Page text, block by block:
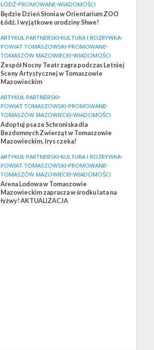
ŁÓDŹ•PROMOWANE•WIADOMOŚCI
Będzie Dzień Słonia w Orientarium ZOO
Łódź. I wyjątkowe urodziny Shwe!
ARTYKUŁ PARTNERSKI•KULTURA I ROZRYWKA•
POWIAT TOMASZOWSKI•PROMOWANE•
TOMASZÓW MAZOWIECKI•WIADOMOŚCI
Zespół Nocny Teatr zagra podczas Letniej
Sceny Artystycznej w Tomaszowie
Mazowieckim
ARTYKUŁ PARTNERSKI•
POWIAT TOMASZOWSKI•PROMOWANE•
TOMASZÓW MAZOWIECKI•WIADOMOŚCI
Adoptuj psa ze Schroniska dla
Bezdomnych Zwierząt w Tomaszowie
Mazowieckim. Irys czeka!
ARTYKUŁ PARTNERSKI•KULTURA I ROZRYWKA•
POWIAT TOMASZOWSKI•PROMOWANE•
TOMASZÓW MAZOWIECKI•WIADOMOŚCI
Arena Lodowa w Tomaszowie
Mazowieckim zaprasza w środku lata na
łyżwy! AKTUALIZACJA